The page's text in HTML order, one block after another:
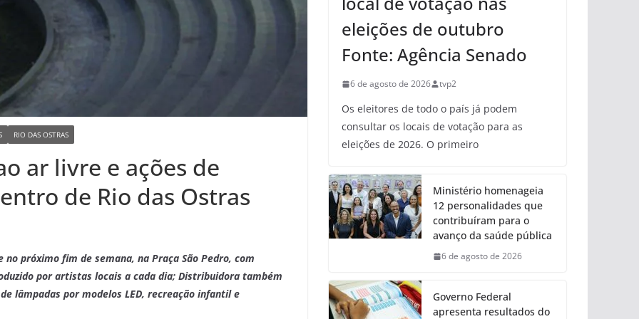
RIO DAS OSTRAS
ar livre e ações de
de Rio das Ostras
próximo fim de semana, na Praça São Pedro, com
por artistas locais a cada dia; Distribuidora também
lâmpadas por modelos LED, recreação infantil e
eleições de outubro
Fonte: Agência Senado
6 de agosto de 2026 tvp2
Os eleitores de todo o país já podem
consultar os locais de votação para as
eleições de 2026. O primeiro
Ministério homenageia
12 personalidades que
contribuíram para o
avanço da saúde pública
6 de agosto de 2026
Governo Federal
apresenta resultados do